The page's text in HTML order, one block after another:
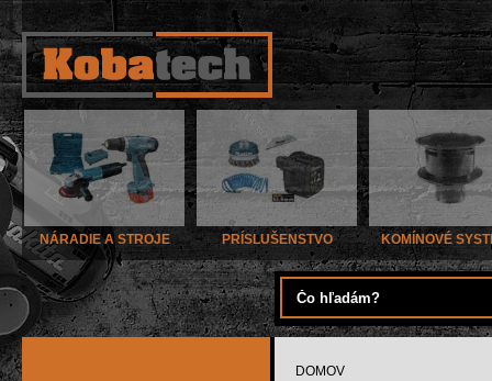
NÁRADIE A STROJE PRÍSLUŠENSTVO KOMÍNOVÉ
DOMOV